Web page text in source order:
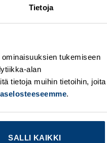
Tietoja
tukemiseen
alan
tietoja muihin tietoihin, joita
.
SALLI KAIKKI